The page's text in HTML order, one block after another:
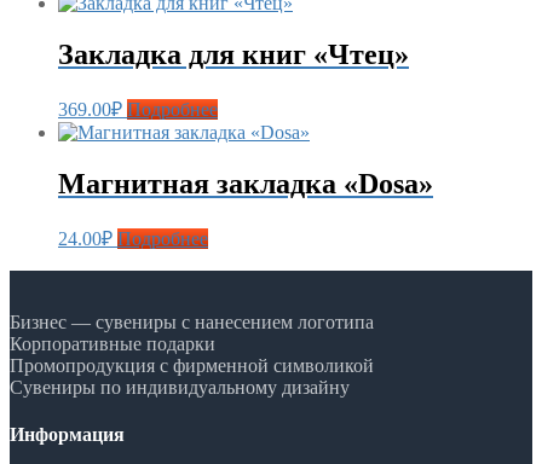
Закладка для книг «Чтец»
369.00₽ Подробнее
Магнитная закладка «Dosa»
24.00₽ Подробнее
Бизнес — сувениры с нанесением логотипа
Корпоративные подарки
Промопродукция с фирменной символикой
Сувениры по индивидуальному дизайну
Информация